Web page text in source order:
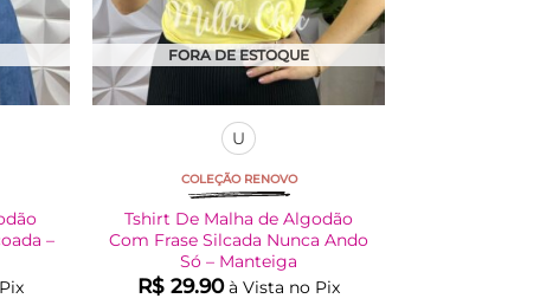
produto
–
FORA DE ESTOQUE
U
COLEÇÃO RENOVO
Tshirt De Malha de Algodão
Com Frase Silcada Nunca Ando
Só – Manteiga
R$ 29.90 à Vista no Pix